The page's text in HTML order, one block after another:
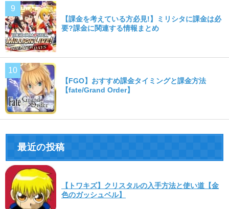
【課金を考えている方必見!】ミリシタに課金は必
要?課金に関連する情報まとめ
【FGO】おすすめ課金タイミングと課金方法
【fate/Grand Order】
最近の投稿
【トワキズ】クリスタルの入手方法と使い道【金
色のガッシュベル】